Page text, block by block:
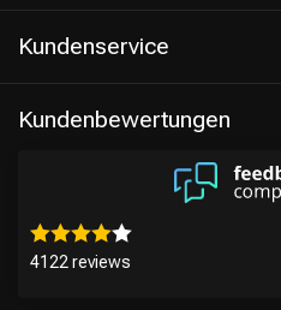
Kundenservice
Kundenbewertungen
4122 reviews